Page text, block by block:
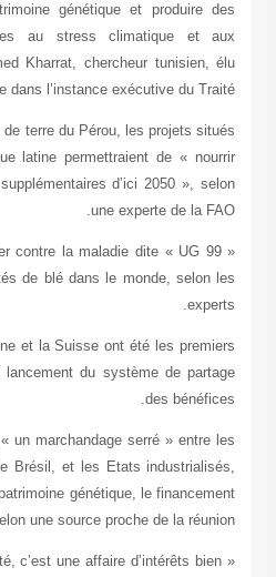
destinés à
« variétés
maladies »,
Orange
en Afrique,
deux
Au Maroc, il
qui menace
La Norvège,
bailleurs
Les
pays du sud
sur la mise
et la bonne
« Il ne s’agit